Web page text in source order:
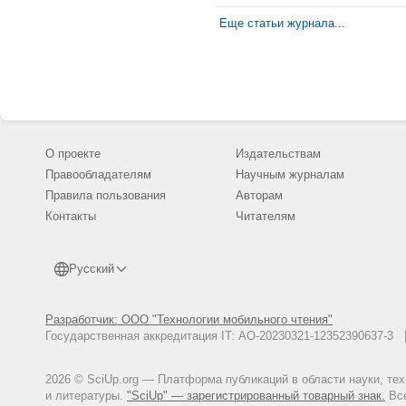
научному
студентов -
участие 201
организации
Еще статьи журнала...
О проекте
Правообладателям
Правила пользования
Контакты
Русский
Разработчик: ООО "Технологии мобильного чтения"
Государственная аккредитация IT: АО-20230321-
2026 © SciUp.org — Платформа публикаций в области науки,
и литературы. "SciUp" — зарегистрированный товарный знак.
Издательствам
Научным журналам
Авторам
Читателям